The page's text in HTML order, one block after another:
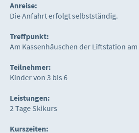
Anreise:
Die Anfahrt erfolgt selbstständig.
Treffpunkt:
Am Kassenhäuschen der Liftstation am
Teilnehmer:
Kinder von 3 bis 6
Leistungen:
2 Tage Skikurs
Kurszeiten: